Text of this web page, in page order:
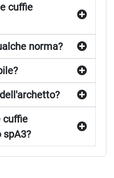
cuffie
norma?
cuffie